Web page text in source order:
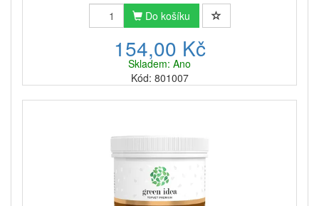
Do košíku
154,00 Kč
Skladem: Ano
Kód: 801007